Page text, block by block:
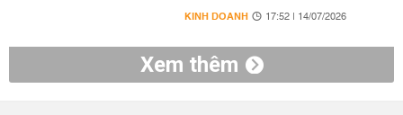
KINH DOANH 17:52 | 14/07/2026
Xem thêm